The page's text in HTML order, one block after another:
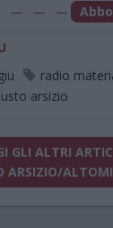
radio
arsizio
GLI ALTRI
ARSIZIO/